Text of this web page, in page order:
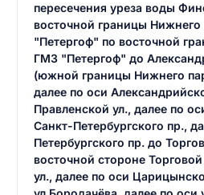
пересечения уреза воды
восточной границы
"Петергоф" по восточной
ГМЗ "Петергоф" до
(южной границы Нижнего
далее по оси
Правленской ул., далее по
Санкт-Петербургского пр.,
Петербургского пр. до
восточной стороне
ул., далее по оси